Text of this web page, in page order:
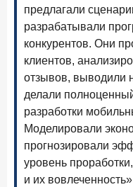
Доверие становится
Private banking
25 мая 2026 года
Ипотека в России:
13 мая 2026 года
«Ни один зарубежный
сравниться с
По итогам апреля
предлагали
разрабатывали
конкурентов. Они
клиентов,
отзывов, выводили
делали
разработки
Моделировали
прогнозировали
уровень
и их